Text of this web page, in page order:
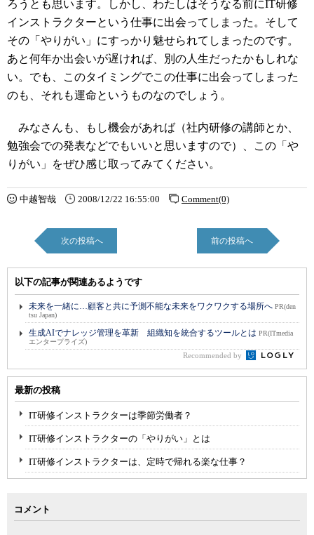
ろうとも思います。しかし、わたしはそうなる前にIT研修
インストラクターという仕事に出会ってしまった。そして
その「やりがい」にすっかり魅せられてしまったのです。
あと何年か出会いが遅ければ、別の人生だったかもしれな
い。でも、このタイミングでこの仕事に出会ってしまった
のも、それも運命というものなのでしょう。
みなさんも、もし機会があれば（社内研修の講師とか、
勉強会での発表などでもいいと思いますので）、この「や
りがい」をぜひ感じ取ってみてください。
中越智哉 2008/12/22 16:55:00 Comment(0)
次の投稿へ 前の投稿へ
以下の記事が関連あるようです
未来を一緒に…顧客と共に予測不能な未来をワクワクする場所へ PR(den
tsu Japan)
生成AIでナレッジ管理を革新 組織知を統合するツールとは PR(ITmedia
エンタープライズ)
Recommended by
最新の投稿
IT研修インストラクターは季節労働者？
IT研修インストラクターの「やりがい」とは
IT研修インストラクターは、定時で帰れる楽な仕事？
コメント